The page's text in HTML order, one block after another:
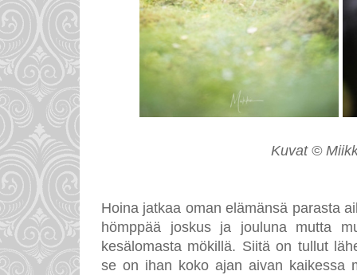
Kuvat ©
Hoina jatkaa oman elämänsä parasta
hömppää joskus ja jouluna mutta
kesälomasta mökillä. Siitä on tullut
se on ihan koko ajan aivan kaikessa